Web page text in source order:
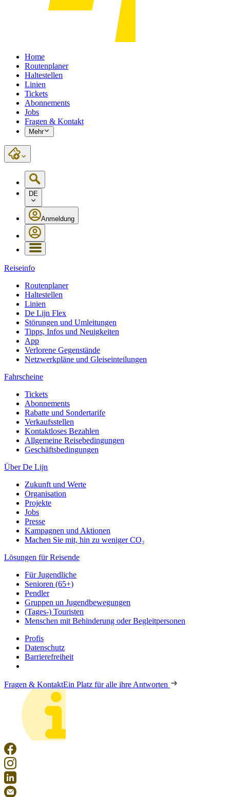
Home
Routenplaner
Haltestellen
Linien
Tickets
Abonnements
Jobs
Fragen & Kontakt
Mehr
DE
Anmeldung
Reiseinfo
Routenplaner
Haltestellen
Linien
De Lijn Flex
Störungen und Umleitungen
Tipps, Infos und Neuigkeiten
App
Verlorene Gegenstände
Netzwerkpläne und Gleiseinteilungen
Fahrscheine
Tickets
Abonnements
Rabatte und Sondertarife
Verkaufsstellen
Kontaktloses Bezahlen
Allgemeine Reisebedingungen
Geschäftsbedingungen
Über De Lijn
Zukunft und Werte
Organisation
Projekte
Jobs
Presse
Kampagnen und Aktionen
Machen Sie mit, hin zu weniger CO₂
Lösungen für Reisende
Für Jugendliche
Senioren (65+)
Pendler
Gruppen un Jugendbewegungen
(Tages-) Touristen
Menschen mit Behinderung oder Begleitpersonen
Profis
Datenschutz
Barrierefreiheit
Fragen & KontaktEin Platz für alle ihre Antworten